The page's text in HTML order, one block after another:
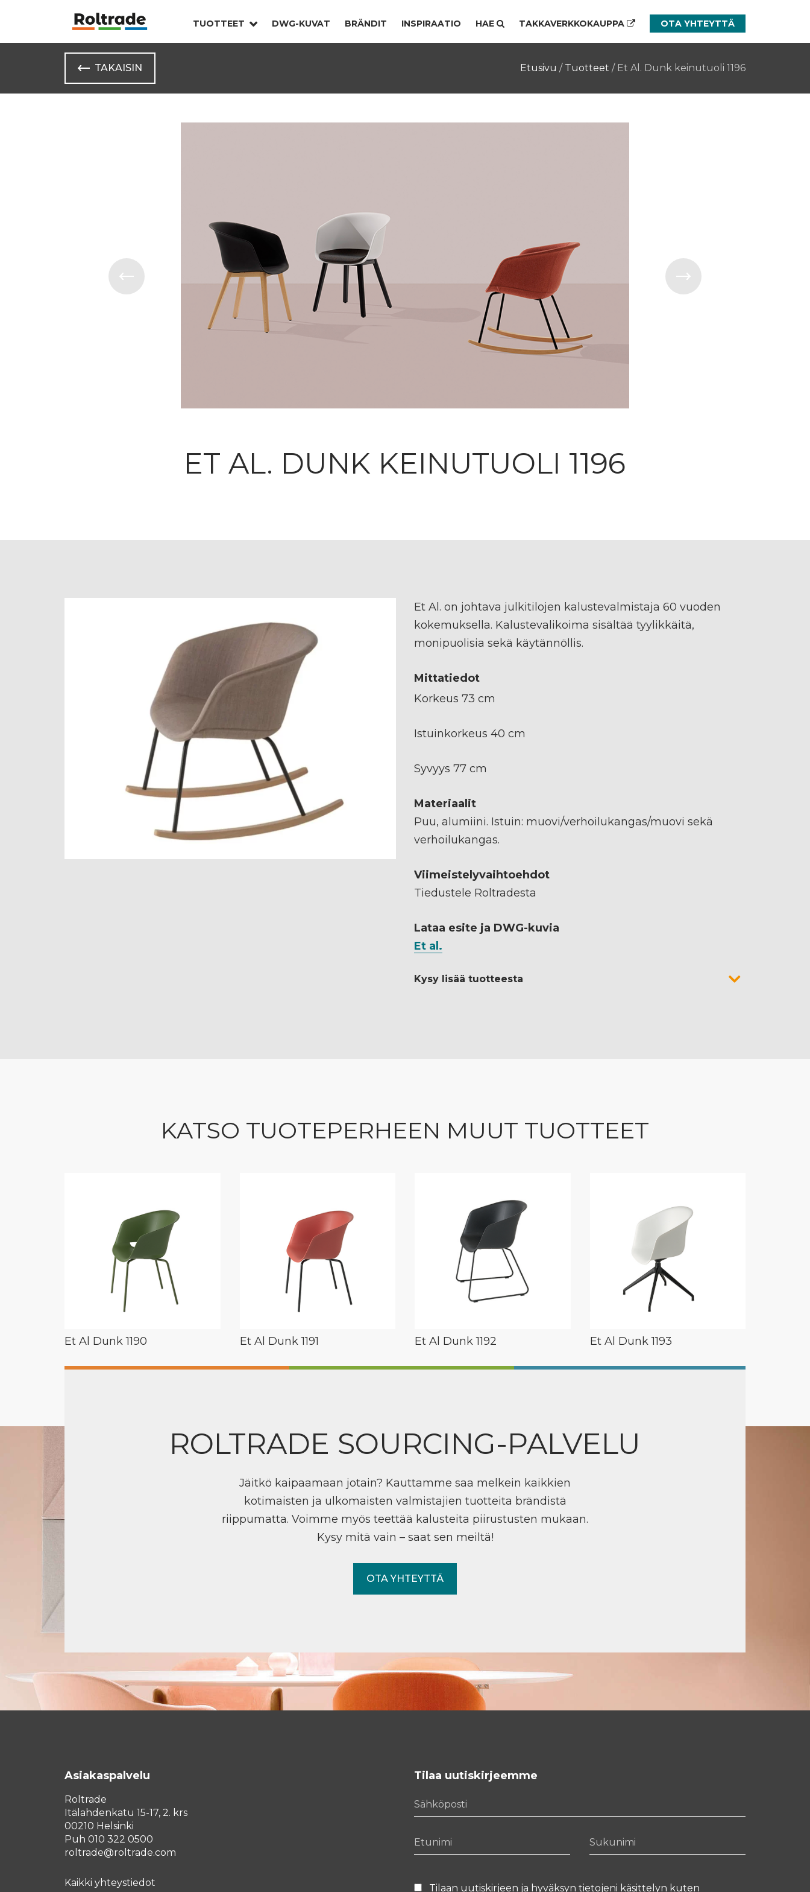
TUOTTEET DWG-KUVAT BRÄNDIT INSPIRAATIO HAE TAKKAVERKKOKAUPPA OTA YHTEYTTÄ
TAKAISIN Etusivu / Tuotteet / Et Al. Dunk keinutuoli 1196
ET AL. DUNK KEINUTUOLI 1196
Et Al. on johtava julkitilojen kalustevalmistaja 60 vuoden
kokemuksella. Kalustevalikoima sisältää tyylikkäitä,
monipuolisia sekä käytännöllis.
Mittatiedot
Korkeus 73 cm
Istuinkorkeus 40 cm
Syvyys 77 cm
Materiaalit
Puu, alumiini. Istuin: muovi/verhoilukangas/muovi sekä
verhoilukangas.
Viimeistelyvaihtoehdot
Tiedustele Roltradesta
Lataa esite ja DWG-kuvia
Et al.
Kysy lisää tuotteesta
KATSO TUOTEPERHEEN MUUT TUOTTEET
Et Al Dunk 1190 Et Al Dunk 1191 Et Al Dunk 1192 Et Al Dunk 1193
ROLTRADE SOURCING-PALVELU
Jäitkö kaipaamaan jotain? Kauttamme saa melkein kaikkien
kotimaisten ja ulkomaisten valmistajien tuotteita brändistä
riippumatta. Voimme myös teettää kalusteita piirustusten mukaan.
Kysy mitä vain – saat sen meiltä!
OTA YHTEYTTÄ
Asiakaspalvelu
Roltrade
Itälahdenkatu 15-17, 2. krs
00210 Helsinki
Puh 010 322 0500
roltrade@roltrade.com
Kaikki yhteystiedot
Tilaa uutiskirjeemme
Tilaan uutiskirjeen ja hyväksyn tietojeni käsittelyn kuten